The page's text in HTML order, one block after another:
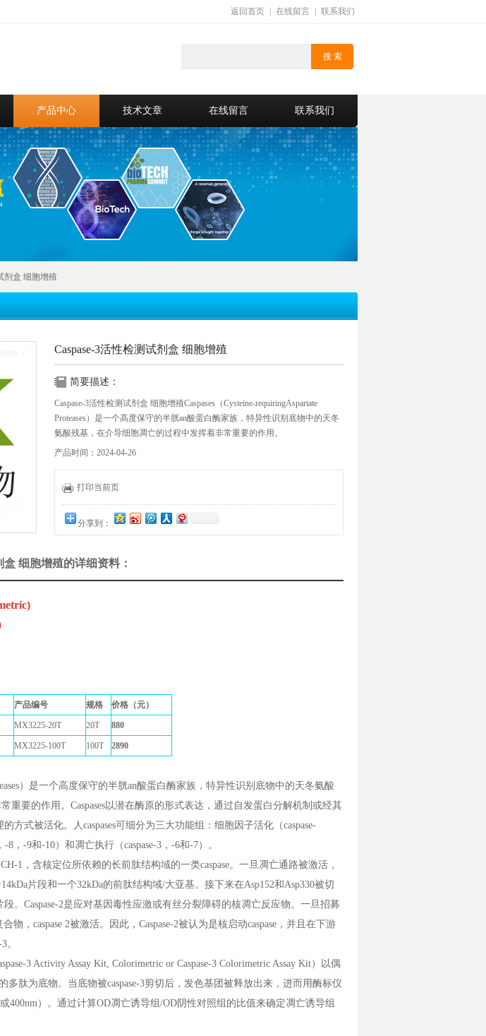
返回首页 在线留言 联系我们
产品中心 技术文章 在线留言 联系我们
剂盒 细胞增殖
Caspase-3活性检测试剂盒 细胞增殖
简要描述：
Caspase-3活性检测试剂盒 细胞增殖Caspases（Cysteine-requiringAspartate
Proteases）是一个高度保守的半胱an酸蛋白酶家族，特异性识别底物中的天冬
氨酸残基，在介导细胞凋亡的过程中发挥着非常重要的作用。
产品时间：2024-04-26
打印当前页
分享到：
细胞增殖的详细资料：
产品编号 规格 价格（元）
MX3225-20T 20T 880
MX3225-100T 100T 2890
）是一个高度保守的半胱an酸蛋白酶家族，特异性识别底物中的天冬氨酸
重要的作用。Caspases以潜在酶原的形式表达，通过自发蛋白分解机制或经其
方式被活化。人caspases可细分为三大功能组：细胞因子活化（caspase-
8，-9和-10）和凋亡执行（caspase-3，-6和-7）。
1，含核定位所依赖的长前肽结构域的一类caspase。一旦凋亡通路被激活，
片段和一个32kDa的前肽结构域/大亚基。接下来在Asp152和Asp330被切
。Caspase-2是应对基因毒性应激或有丝分裂障碍的核凋亡反应物。一旦招募
，caspase 2被激活。因此，Caspase-2被认为是核启动caspase，并且在下游
。
3 Activity Assay Kit, Colorimetric or Caspase-3 Colorimetric Assay Kit）以偶
多肽为底物。当底物被caspase-3剪切后，发色基团被释放出来，进而用酶标仪
400nm）。通过计算OD凋亡诱导组/OD阴性对照组的比值来确定凋亡诱导组